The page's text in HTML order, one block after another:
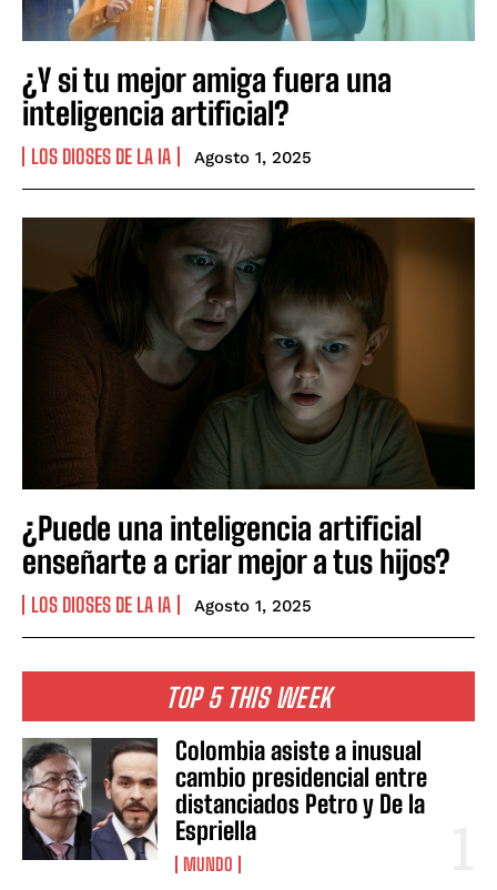
¿Y si tu mejor amiga fuera una
inteligencia artificial?
LOS DIOSES DE LA IA Agosto 1, 2025
¿Puede una inteligencia artificial
enseñarte a criar mejor a tus hijos?
LOS DIOSES DE LA IA Agosto 1, 2025
TOP 5 THIS WEEK
Colombia asiste a inusual
cambio presidencial entre
distanciados Petro y De la
Espriella
MUNDO